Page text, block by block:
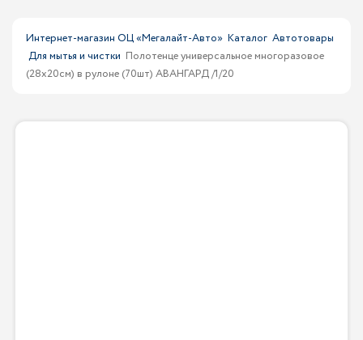
Интернет-магазин ОЦ «Мегалайт-Авто» Каталог Автотовары
Для мытья и чистки Полотенце универсальное многоразовое
(28х20см) в рулоне (70шт) АВАНГАРД /1/20